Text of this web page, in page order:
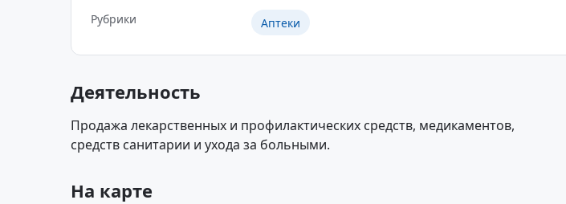
Рубрики Аптеки
Деятельность
Продажа лекарственных и профилактических средств, медикаментов,
средств санитарии и ухода за больными.
На карте